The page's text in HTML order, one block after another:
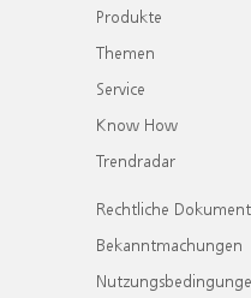
Produkte
Themen
Service
Know How
Trendradar
Rechtliche
Bekanntmachungen